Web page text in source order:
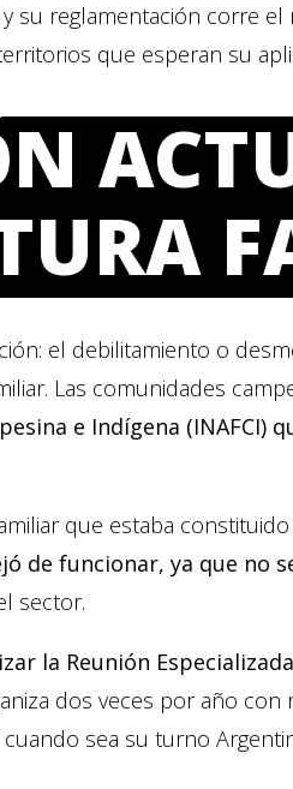
su reglamentación corre
que esperan su
el debilitamiento o
Las comunidades
e Indígena (INAFCI)
que estaba
de funcionar, ya que no
sector.
la Reunión
dos veces por año
sea su turno